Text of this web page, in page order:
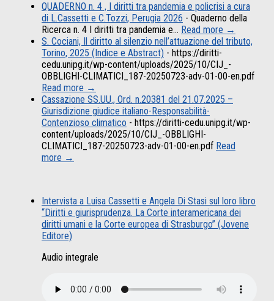
QUADERNO n. 4 , I diritti tra pandemia e policrisi a cura
di L.Cassetti e C.Tozzi, Perugia 2026 - Quaderno della
Ricerca n. 4 I diritti tra pandemia e… Read more →
S. Cociani, Il diritto al silenzio nell’attuazione del tributo,
Torino, 2025 (Indice e Abstract) - https://diritti-
cedu.unipg.it/wp-content/uploads/2025/10/CIJ_-
OBBLIGHI-CLIMATICI_187-20250723-adv-01-00-en.pdf
Read more →
Cassazione SS.UU., Ord. n.20381 del 21.07.2025 –
Giurisdizione giudice italiano-Responsabilità-
Contenzioso climatico - https://diritti-cedu.unipg.it/wp-
content/uploads/2025/10/CIJ_-OBBLIGHI-
CLIMATICI_187-20250723-adv-01-00-en.pdf Read
more →
Intervista a Luisa Cassetti e Angela Di Stasi sul loro libro
“Diritti e giurisprudenza. La Corte interamericana dei
diritti umani e la Corte europea di Strasburgo” (Jovene
Editore)
Audio integrale